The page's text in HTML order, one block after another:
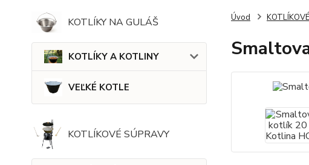
KOTLÍKY NA GULÁŠ
KOTLÍKY A KOTLINY
VEĽKÉ KOTLE
KOTLÍKOVÉ SÚPRAVY
Úvod